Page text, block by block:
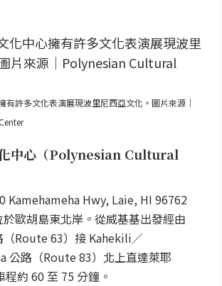
有許多文化表演展現波里尼西亞文化。圖片來源｜
中心（Polynesian Cultural
Kamehameha Hwy, Laie, HI 96762
於歐胡島東北岸。從威基基出發經由
Route 63）接 Kahekili／
公路（Route 83）北上直達萊耶
程約 60 至 75 分鐘。